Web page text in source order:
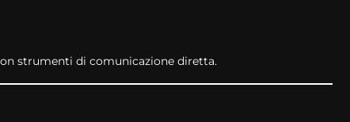
strumenti di comunicazione diretta.